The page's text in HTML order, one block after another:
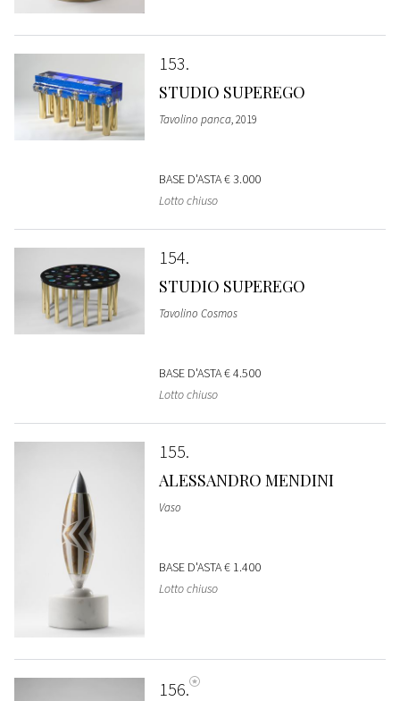
153
STUDIO SUPEREGO
Tavolino panca, 2019
BASE D'ASTA€ 3.000
Lotto chiuso
154
STUDIO SUPEREGO
Tavolino Cosmos
BASE D'ASTA€ 4.500
Lotto chiuso
155
ALESSANDRO MENDINI
Vaso
BASE D'ASTA€ 1.400
Lotto chiuso
156